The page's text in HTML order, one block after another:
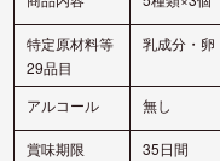
特定原材料等
29品目
乳成分・卵
アルコール 無し
賞味期限 35日間